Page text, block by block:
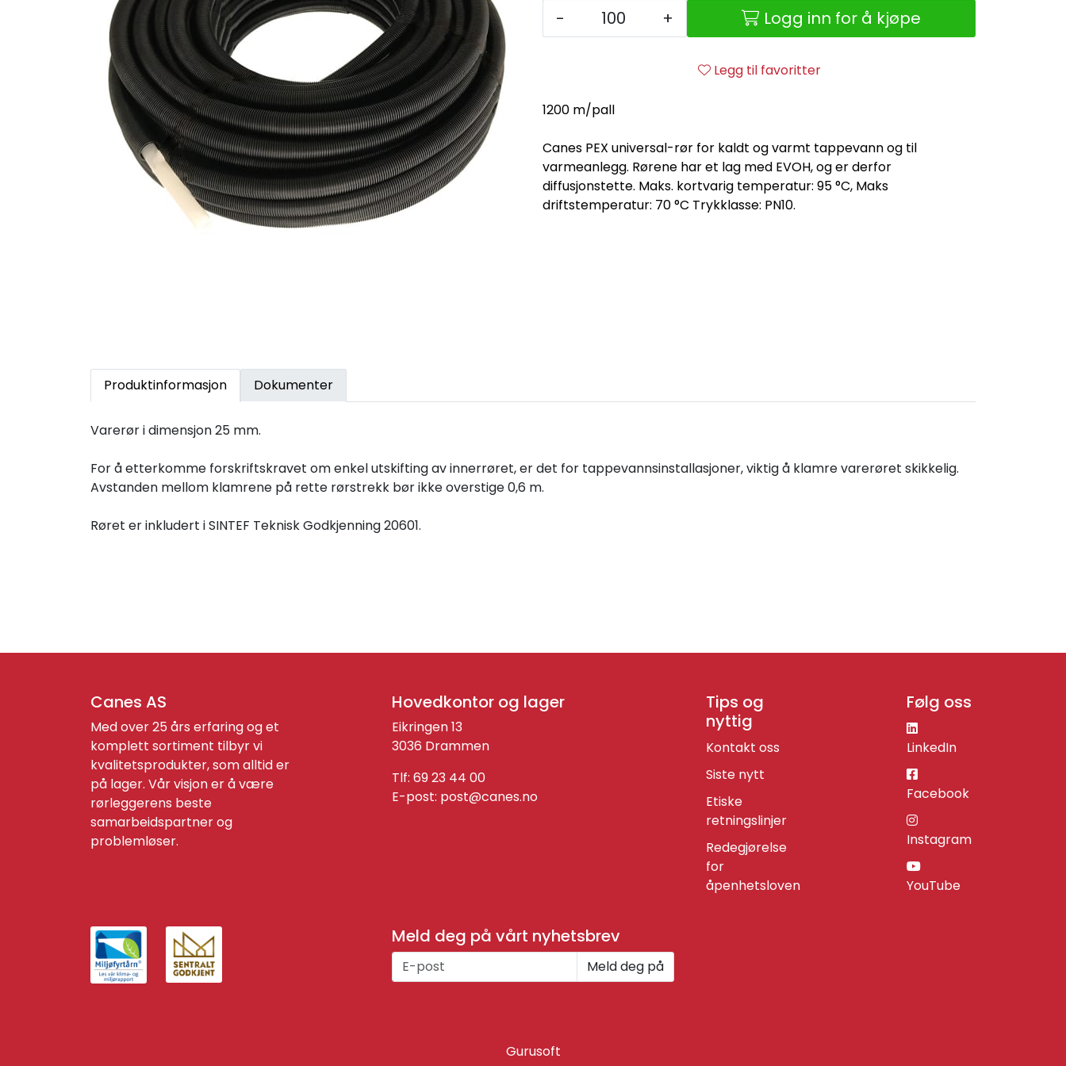
- + Logg inn for å kjøpe
Legg til favoritter
1200 m/pall
Canes PEX universal-rør for kaldt og varmt tappevann og til
varmeanlegg. Rørene har et lag med EVOH, og er derfor
diffusjonstette. Maks. kortvarig temperatur: 95 °C, Maks
driftstemperatur: 70 °C Trykklasse: PN10.
Produktinformasjon Dokumenter
Varerør i dimensjon 25 mm.
For å etterkomme forskriftskravet om enkel utskifting av innerrøret, er det for tappevannsinstallasjoner, viktig å klamre varerøret skikkelig.
Avstanden mellom klamrene på rette rørstrekk bør ikke overstige 0,6 m.
Røret er inkludert i SINTEF Teknisk Godkjenning 20601.
Canes AS
Med over 25 års erfaring og et
komplett sortiment tilbyr vi
kvalitetsprodukter, som alltid er
på lager. Vår visjon er å være
rørleggerens beste
samarbeidspartner og
problemløser.
Hovedkontor og lager
Eikringen 13
3036 Drammen
Tlf: 69 23 44 00
E-post: post@canes.no
Tips og
nyttig
Kontakt oss
Siste nytt
Etiske
retningslinjer
Redegjørelse
for
åpenhetsloven
Følg oss
LinkedIn
Facebook
Instagram
YouTube
Meld deg på vårt nyhetsbrev
Meld deg på
Gurusoft